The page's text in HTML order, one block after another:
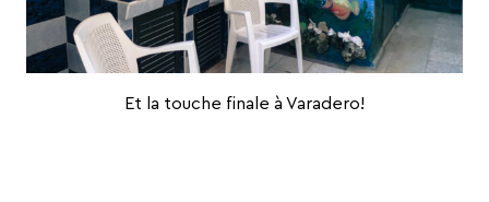
Et la touche finale à Varadero!